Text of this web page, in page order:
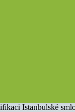
Istanbulské